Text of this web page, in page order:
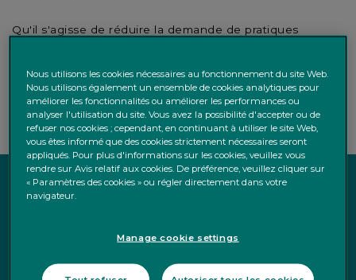
Qu'il s'agisse de réduire la demande de pratiques
avec Puilaetco, vos investissements peuvent contribuer
à bâtir un avenir meilleur.
Comment nous positionnons-
en matière d’ESG?
Nous utilisons les cookies nécessaires au fonctionnement du site Web.
Nous utilisons également un ensemble de cookies analytiques pour
améliorer les fonctionnalités ou améliorer les performances ou
analyser l'utilisation du site. Vous avez la possibilité d'accepter ou de
refuser nos cookies ; cependant, en continuant à utiliser le site Web,
vous êtes informé que des cookies strictement nécessaires seront
appliqués. Pour plus d'informations sur les cookies, veuillez vous
rendre sur Avis relatif aux cookies. De préférence, veuillez cliquer sur
« Paramètres des cookies » ou régler directement dans votre
navigateur.
Manage cookie settings